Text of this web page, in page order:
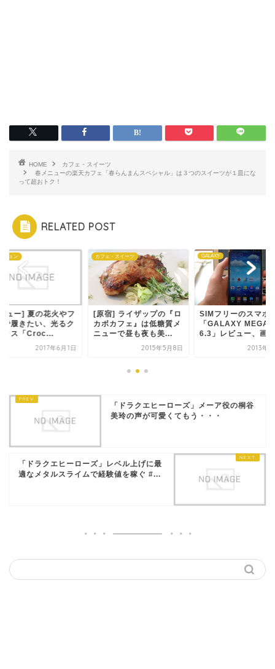
HOME
カフェ・スイーツ
春メニューの楽天カフェ「春らんまんスペシャル」は３つのスイーツが１皿にな
って超おトク！
RELATED POST
ション
ュー] 夏の花火やフ
で履きたい、光るク
クス「Croc...
2017年6月1日
カフェ・スイーツ
[原宿] ライザップの『ロ
カボカフェ』は低糖質メ
ニューで昼も夜も美...
2015年5月8日
GALAXY
SIMフリーのスマホ
「GALAXY MEGA
6.3」レビュー、画...
2013年7
「ドラクエヒーローズ」メーア役の桐谷
美玲の声が可愛くてもう・・・
「ドラクエヒーローズ」レベル上げに最
適なメタルスライムで経験値を稼ぐ #...